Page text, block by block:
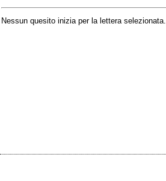
Nessun quesito inizia per la lettera selezionata.